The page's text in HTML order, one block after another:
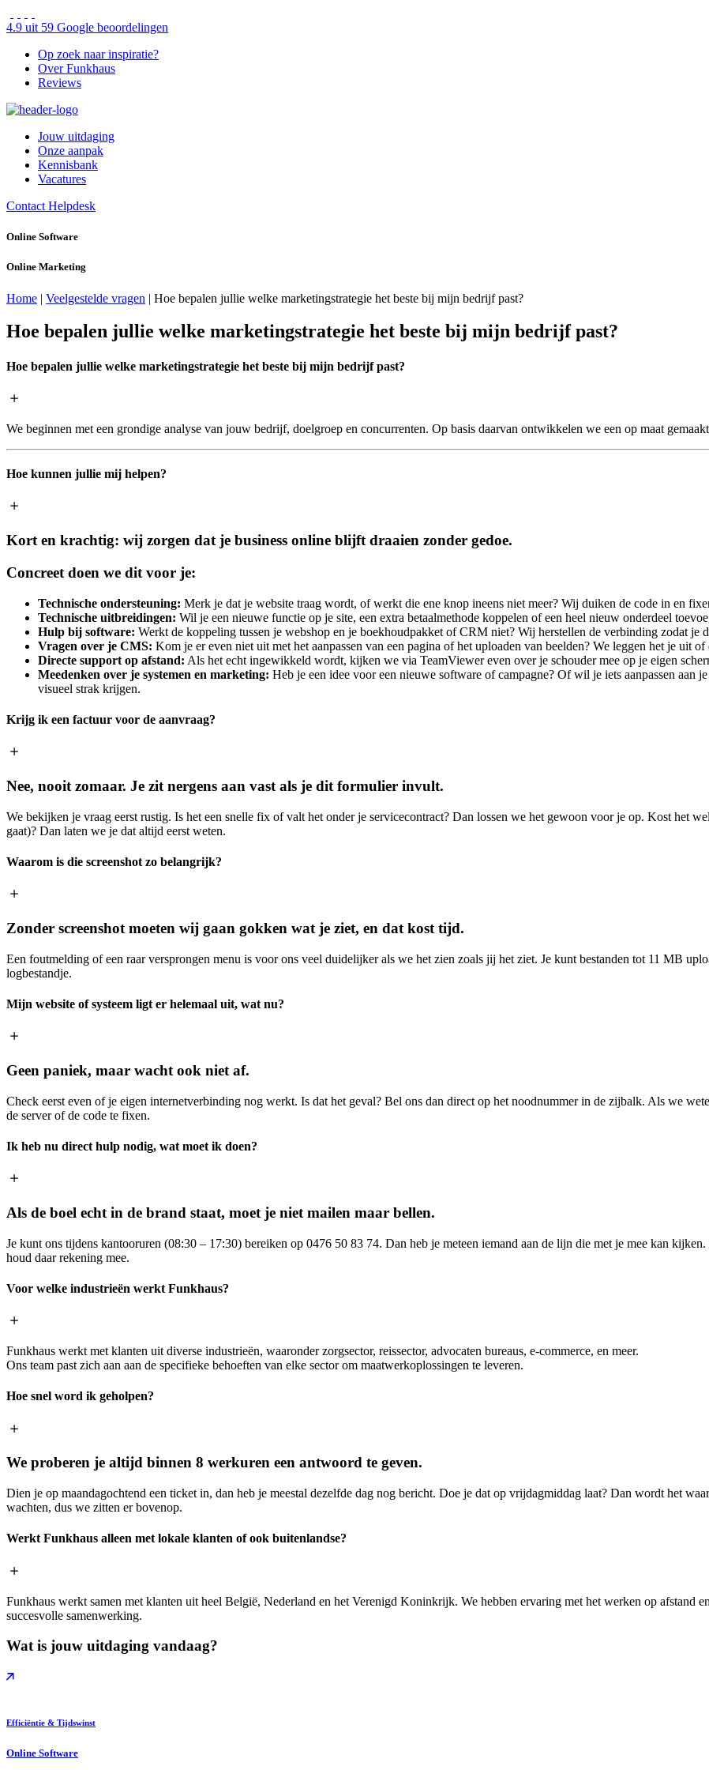
4.9 uit 59 Google beoordelingen
Op zoek naar inspiratie?
Over Funkhaus
Reviews
Jouw uitdaging
Onze aanpak
Kennisbank
Vacatures
Contact Helpdesk
Online Software
Online Marketing
Home | Veelgestelde vragen | Hoe bepalen jullie welke marketingstrategie het beste bij mijn bedrijf past?
Hoe bepalen jullie welke marketingstrategie het beste bij mijn bedrijf past?
Hoe bepalen jullie welke marketingstrategie het beste bij mijn bedrijf past?
We beginnen met een grondige analyse van jouw bedrijf, doelgroep en concurrenten. Op basis daarvan ontwikkelen we een op maat
Hoe kunnen jullie mij helpen?
Kort en krachtig: wij zorgen dat je business online blijft draaien zonder gedoe.
Concreet doen we dit voor je:
Technische ondersteuning: Merk je dat je website traag wordt, of werkt die ene knop ineens niet meer? Wij duiken de code in en
Technische uitbreidingen: Wil je een nieuwe functie op je site, een extra betaalmethode koppelen of een heel nieuw onderdeel
Hulp bij software: Werkt de koppeling tussen je webshop en je boekhoudpakket of CRM niet? Wij herstellen de verbinding zodat je
Vragen over je CMS: Kom je er even niet uit met het aanpassen van een pagina of het uploaden van beelden? We leggen het je uit of
Directe support op afstand: Als het echt ingewikkeld wordt, kijken we via TeamViewer even over je schouder mee op je eigen
Meedenken over je systemen en marketing: Heb je een idee voor een nieuwe software of campagne? Of wil je iets aanpassen aan
visueel strak krijgen.
Krijg ik een factuur voor de aanvraag?
Nee, nooit zomaar. Je zit nergens aan vast als je dit formulier invult.
We bekijken je vraag eerst rustig. Is het een snelle fix of valt het onder je servicecontract? Dan lossen we het gewoon voor je op. Kost het
gaat)? Dan laten we je dat altijd eerst weten.
Waarom is die screenshot zo belangrijk?
Zonder screenshot moeten wij gaan gokken wat je ziet, en dat kost tijd.
Een foutmelding of een raar versprongen menu is voor ons veel duidelijker als we het zien zoals jij het ziet. Je kunt bestanden tot 11 MB
logbestandje.
Mijn website of systeem ligt er helemaal uit, wat nu?
Geen paniek, maar wacht ook niet af.
Check eerst even of je eigen internetverbinding nog werkt. Is dat het geval? Bel ons dan direct op het noodnummer in de zijbalk. Als we
de server of de code te fixen.
Ik heb nu direct hulp nodig, wat moet ik doen?
Als de boel echt in de brand staat, moet je niet mailen maar bellen.
Je kunt ons tijdens kantooruren (08:30 – 17:30) bereiken op 0476 50 83 74. Dan heb je meteen iemand aan de lijn die met je mee kan
houd daar rekening mee.
Voor welke industrieën werkt Funkhaus?
Funkhaus werkt met klanten uit diverse industrieën, waaronder zorgsector, reissector, advocaten bureaus, e-commerce, en meer.
Ons team past zich aan aan de specifieke behoeften van elke sector om maatwerkoplossingen te leveren.
Hoe snel word ik geholpen?
We proberen je altijd binnen 8 werkuren een antwoord te geven.
Dien je op maandagochtend een ticket in, dan heb je meestal dezelfde dag nog bericht. Doe je dat op vrijdagmiddag laat? Dan wordt het
wachten, dus we zitten er bovenop.
Werkt Funkhaus alleen met lokale klanten of ook buitenlandse?
Funkhaus werkt samen met klanten uit heel België, Nederland en het Verenigd Koninkrijk. We hebben ervaring met het werken op afstand
succesvolle samenwerking.
Wat is jouw uitdaging vandaag?
Efficiëntie & Tijdswinst
Online Software